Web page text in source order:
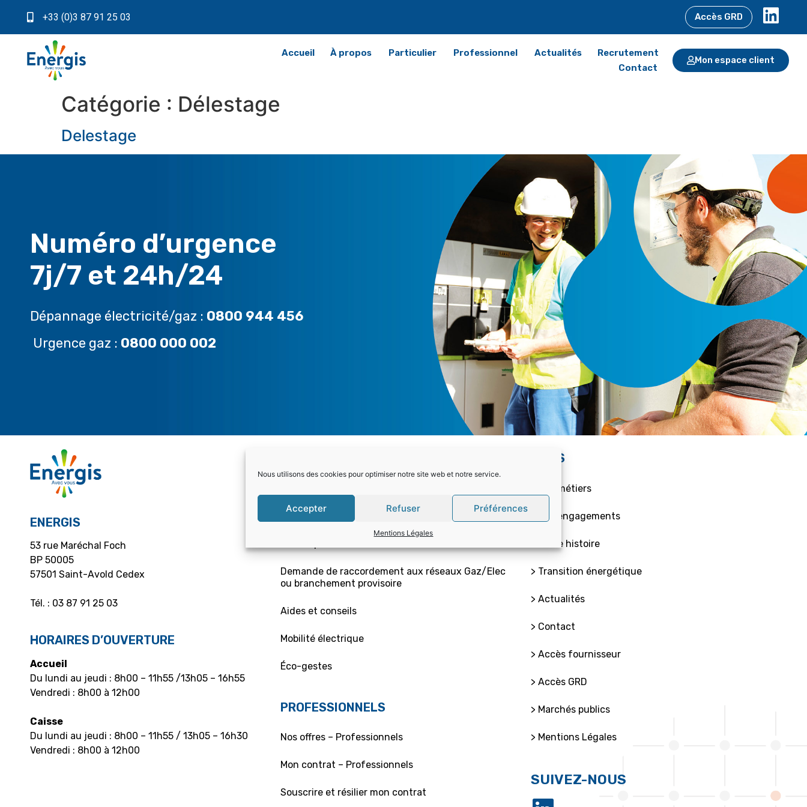
Nous utilisons des cookies pour optimiser notre site web et notre service.
Accepter Refuser Préférences
Mentions Légales
+33 (0)3 87 91 25 03 Accès GRD
Accueil À propos Particulier Professionnel Actualités
Recrutement
Contact
Mon espace client
Catégorie : Délestage
Delestage
Numéro d’urgence
7j/7 et 24h/24
Dépannage électricité/gaz : 0800 944 456
Urgence gaz : 0800 000 002
ENERGIS
53 rue Maréchal Foch
BP 50005
57501 Saint-Avold Cedex
Tél. : 03 87 91 25 03
HORAIRES D’OUVERTURE
Accueil
Du lundi au jeudi : 8h00 – 11h55 /13h05 – 16h55
Vendredi : 8h00 à 12h00
Caisse
Du lundi au jeudi : 8h00 – 11h55 / 13h05 – 16h30
Vendredi : 8h00 à 12h00
Mon contrat – Particuliers
Demande de raccordement aux réseaux Gaz/Elec
ou branchement provisoire
Aides et conseils
Mobilité électrique
Éco-gestes
PROFESSIONNELS
Nos offres – Professionnels
Mon contrat – Professionnels
Souscrire et résilier mon contrat
LIENS
> Nos métiers
> Nos engagements
> Notre histoire
> Transition énergétique
> Actualités
> Contact
> Accès fournisseur
> Accès GRD
> Marchés publics
> Mentions Légales
SUIVEZ-NOUS